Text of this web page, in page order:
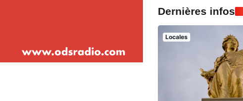
Dernières infos
Locales